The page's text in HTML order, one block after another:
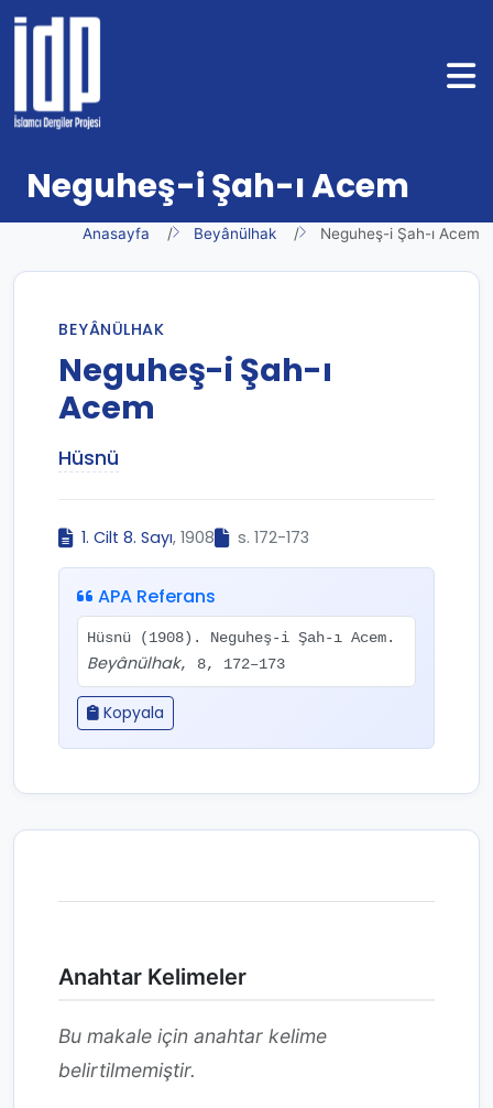
Neguheş-i Şah-ı Acem
Anasayfa Beyânülhak Neguheş-i Şah-ı Acem
BEYÂNÜLHAK
Neguheş-i Şah-ı
Acem
Hüsnü
1. Cilt 8. Sayı, 1908 s. 172-173
APA Referans
Hüsnü (1908). Neguheş-i Şah-ı Acem.
Beyânülhak, 8, 172–173
Kopyala
Anahtar Kelimeler
Bu makale için anahtar kelime
belirtilmemiştir.